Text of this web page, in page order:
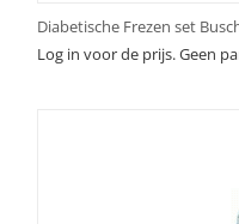
Diabetische Frezen set
Log in voor de prijs. Geen